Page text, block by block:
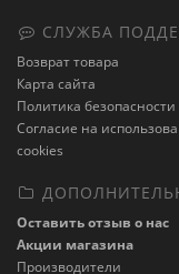
СЛУЖБА
Возврат товара
Карта сайта
Политика
Cогласие на
cookies
Оставить отзыв о нас
Акции магазина
Производители